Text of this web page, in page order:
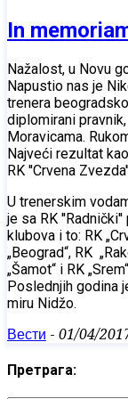
In
Nažalost, u Novu
Napustio nas je
trenera
diplomirani
Moravicama.
Najveći rezultat
RK ''Crvena
U trenerskim
je sa RK
klubova i to: RK
„Beograd“, RK
„Šamot“ i RK
Poslednjih godina
miru Nidžo.
Вести - 01/04/
Претрага: